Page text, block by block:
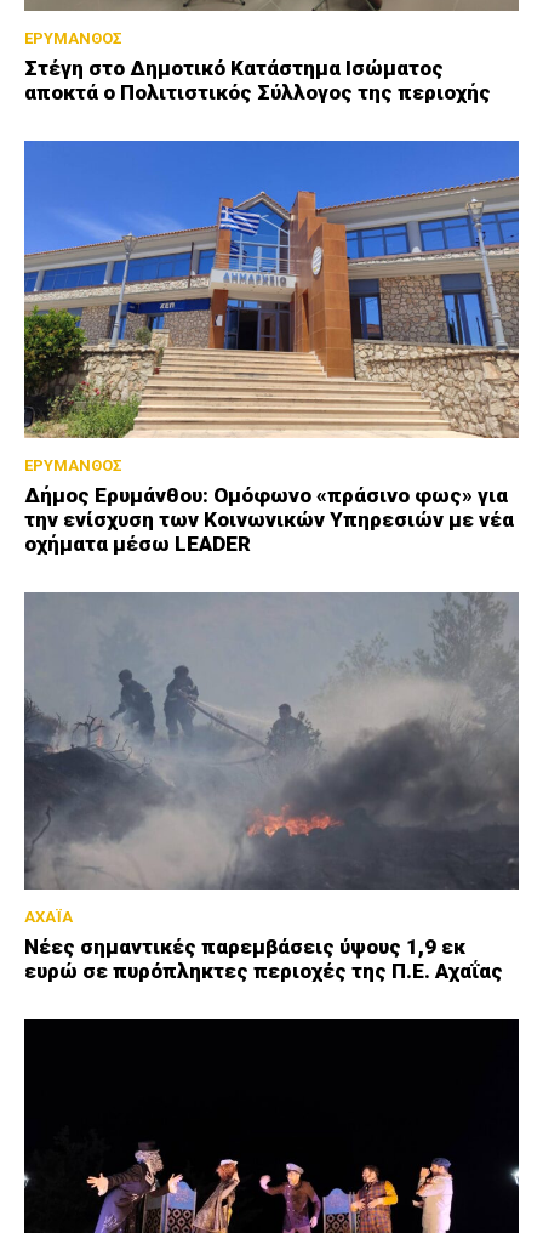
ΕΡΥΜΑΝΘΟΣ
Στέγη στο Δημοτικό Κατάστημα Ισώματος
αποκτά ο Πολιτιστικός Σύλλογος της περιοχής
ΕΡΥΜΑΝΘΟΣ
Δήμος Ερυμάνθου: Ομόφωνο «πράσινο φως» για
την ενίσχυση των Κοινωνικών Υπηρεσιών με νέα
οχήματα μέσω LEADER
ΑΧΑΪΑ
Νέες σημαντικές παρεμβάσεις ύψους 1,9 εκ
ευρώ σε πυρόπληκτες περιοχές της Π.Ε. Αχαΐας